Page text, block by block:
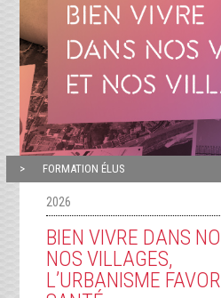
FORMATION ÉLUS
2026
BIEN VIVRE DANS
NOS VILLAGES,
L’URBANISME